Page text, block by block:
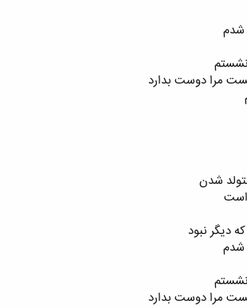
شدم
مرا دوست بدارد
شدن
است
دیگر نبود
شدم
مرا دوست بدارد